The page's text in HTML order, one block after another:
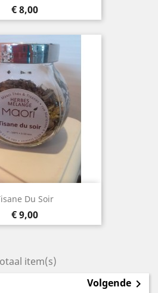
Prijs
€ 8,00
Du Soir
Prijs
€ 9,00
item(s)
Volgende 